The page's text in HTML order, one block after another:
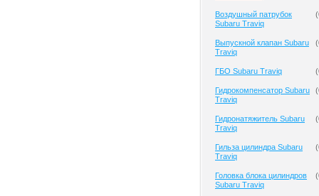
Воздушный патрубок
Subaru Traviq
(
Выпускной клапан Subaru
Traviq
(
ГБО Subaru Traviq (
Гидрокомпенсатор Subaru
Traviq
(
Гидронатяжитель Subaru
Traviq
(
Гильза цилиндра Subaru
Traviq
(
Головка блока цилиндров
Subaru Traviq
(